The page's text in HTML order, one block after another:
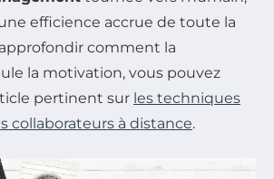
efficience accrue de toute la
comment la
la motivation, vous pouvez
pertinent sur les techniques
collaborateurs à distance.